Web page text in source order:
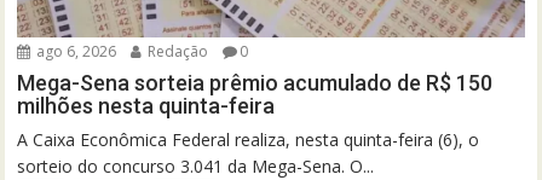
ago 6, 2026 Redação 0
Mega-Sena sorteia prêmio acumulado de R$ 150
milhões nesta quinta-feira
A Caixa Econômica Federal realiza, nesta quinta-feira (6), o
sorteio do concurso 3.041 da Mega-Sena. O...